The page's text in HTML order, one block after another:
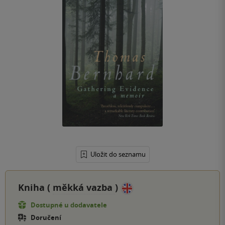
Uložit do seznamu
Kniha ( měkká vazba )
Dostupné u dodavatele
Doručení